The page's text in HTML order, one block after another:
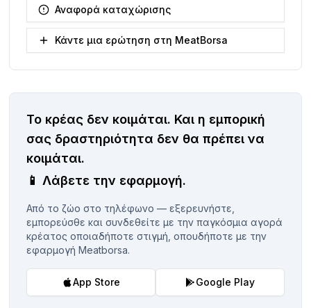
Αναφορά καταχώρισης
Κάντε μια ερώτηση στη MeatBorsa
Το κρέας δεν κοιμάται. Και η εμπορική
σας δραστηριότητα δεν θα πρέπει να
κοιμάται.
📱Λάβετε την εφαρμογή.
Από το ζώο στο τηλέφωνο — εξερευνήστε,
εμπορεύσθε και συνδεθείτε με την παγκόσμια αγορά
κρέατος οποιαδήποτε στιγμή, οπουδήποτε με την
εφαρμογή Meatborsa.
App Store Google Play